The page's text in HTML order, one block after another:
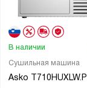
Сушильная машина
Asko T710HUXLW.P
В наличии